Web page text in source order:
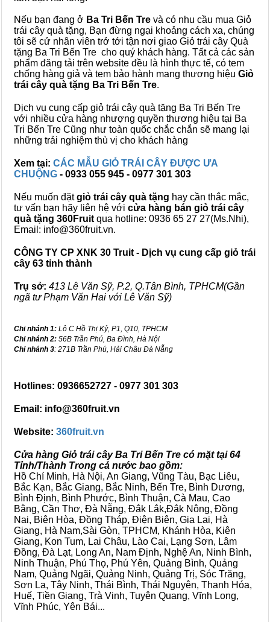
Nếu bạn đang ở Ba Tri Bến Tre và có nhu cầu mua Giỏ
trái cây quà tặng, Bạn đừng ngại khoảng cách xa, chúng
tôi sẽ cử nhân viên trở tới tận nơi giao Giỏ trái cây Quà
tặng Ba Tri Bến Tre cho quý khách hàng. Tất cả các sản
phẩm đăng tải trên website đều là hình thực tế, có tem
chống hàng giả và tem bảo hành mang thương hiệu Giỏ
trái cây quà tặng Ba Tri Bến Tre.
Dịch vụ cung cấp giỏ trái cây quà tặng Ba Tri Bến Tre
với nhiều cửa hàng nhượng quyền thương hiệu tại Ba
Tri Bến Tre Cũng như toàn quốc chắc chắn sẽ mang lại
những trải nghiệm thù vị cho khách hàng
Xem tại: CÁC MẪU GIỎ TRÁI CÂY ĐƯỢC ƯA
CHUỘNG - 0933 055 945 - 0977 301 303
Nếu muốn đặtgiỏ trái cây quà tặng hay cần thắc mắc,
tư vấn bạn hãy liên hệ với cửa hàng bán giỏ trái cây
quà tặng 360Fruit qua hotline: 0936 65 27 27(Ms.Nhi),
Email: info@360fruit.vn.
CÔNG TY CP XNK 30 Truit - Dịch vụ cung cấp giỏ trái
cây 63 tỉnh thành
Trụ sở: 413 Lê Văn Sỹ, P.2, Q.Tân Bình, TPHCM(Gần
ngã tư Phạm Văn Hai với Lê Văn Sỹ)
Chi nhánh 1: Lô C Hồ Thị Kỷ, P1, Q10, TPHCM
Chi nhánh 2: 56B Trần Phú, Ba Đình, Hà Nội
Chi nhánh 3: 271B Trần Phú, Hải Châu Đà Nẵng
Hotlines: 0936652727 - 0977 301 303
Email: info@360fruit.vn
Website: 360fruit.vn
Cửa hàng Giỏ trái cây Ba Tri Bến Tre có mặt tại 64
Tỉnh/Thành Trong cả nước bao gồm:
Hồ Chí Minh, Hà Nội, An Giang, Vũng Tàu, Bạc Liêu,
Bắc Kạn, Bắc Giang, Bắc Ninh, Bến Tre, Bình Dương,
Bình Định, Bình Phước, Bình Thuận, Cà Mau, Cao
Bằng, Cần Thơ, Đà Nẵng, Đắk Lắk,Đắk Nông, Đồng
Nai, Biên Hòa, Đồng Tháp, Điện Biên, Gia Lai, Hà
Giang, Hà Nam,Sài Gòn, TPHCM, Khánh Hòa, Kiên
Giang, Kon Tum, Lai Châu, Lào Cai, Lạng Sơn, Lâm
Đồng, Đà Lạt, Long An, Nam Định, Nghệ An, Ninh Bình,
Ninh Thuận, Phú Thọ, Phú Yên, Quảng Bình, Quảng
Nam, Quảng Ngãi, Quảng Ninh, Quảng Trị, Sóc Trăng,
Sơn La, Tây Ninh, Thái Bình, Thái Nguyên, Thanh Hóa,
Huế, Tiền Giang, Trà Vinh, Tuyên Quang, Vĩnh Long,
Vĩnh Phúc, Yên Bái...